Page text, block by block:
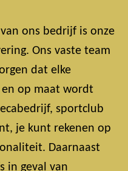
ons bedrijf is onze
Ons vaste team
dat elke
op maat wordt
sportclub
je kunt rekenen op
Daarnaast
in geval van